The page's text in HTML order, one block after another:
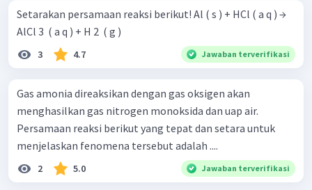
Setarakan persamaan reaksi berikut! Al ( s ) + HCl ( a q ) →
AlCl 3 ​ ( a q ) + H 2 ​ ( g )
3 4.7 Jawaban terverifikasi
Gas amonia direaksikan dengan gas oksigen akan
menghasilkan gas nitrogen monoksida dan uap air.
Persamaan reaksi berikut yang tepat dan setara untuk
menjelaskan fenomena tersebut adalah ....
2 5.0 Jawaban terverifikasi